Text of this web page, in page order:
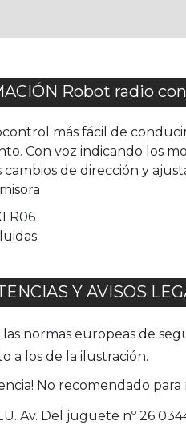
Robot radio
más fácil de
Con voz indicando los
cambios de dirección y
Y AVISOS
normas europeas de
a los de la ilustración.
No recomendado
Av. Del juguete nº 26